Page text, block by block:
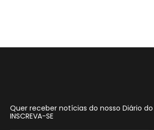
Quer receber notícias do nosso Diário do
INSCREVA-SE